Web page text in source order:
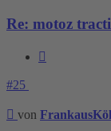
Re: motoz
#25
Beitrag
von